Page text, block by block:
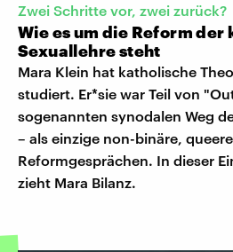
Zwei Schritte vor, zwei zurück?
Wie es um die Reform der
Sexuallehre steht
Mara Klein hat katholische
studiert. Er*sie war Teil von
sogenannten synodalen Weg
– als einzige non-binäre,
Reformgesprächen. In dieser
zieht Mara Bilanz.